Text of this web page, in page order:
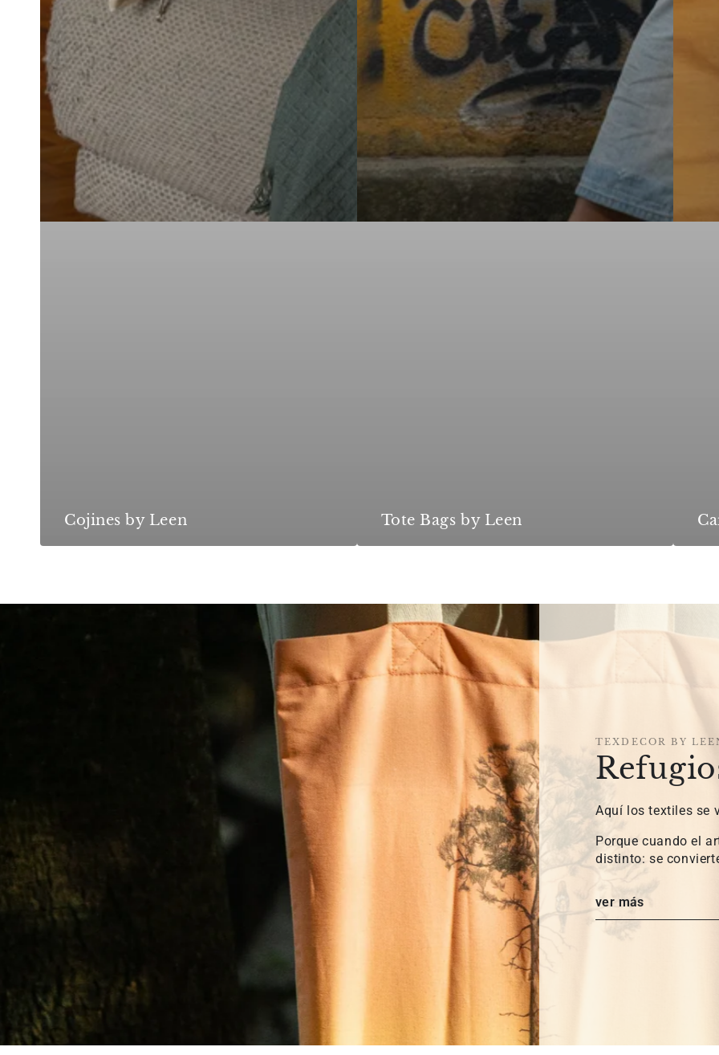
Cojines by Leen Tote Bags by Leen
TEXDECOR BY
Aquí los textiles se
Porque cuando el
distinto: se
ver más